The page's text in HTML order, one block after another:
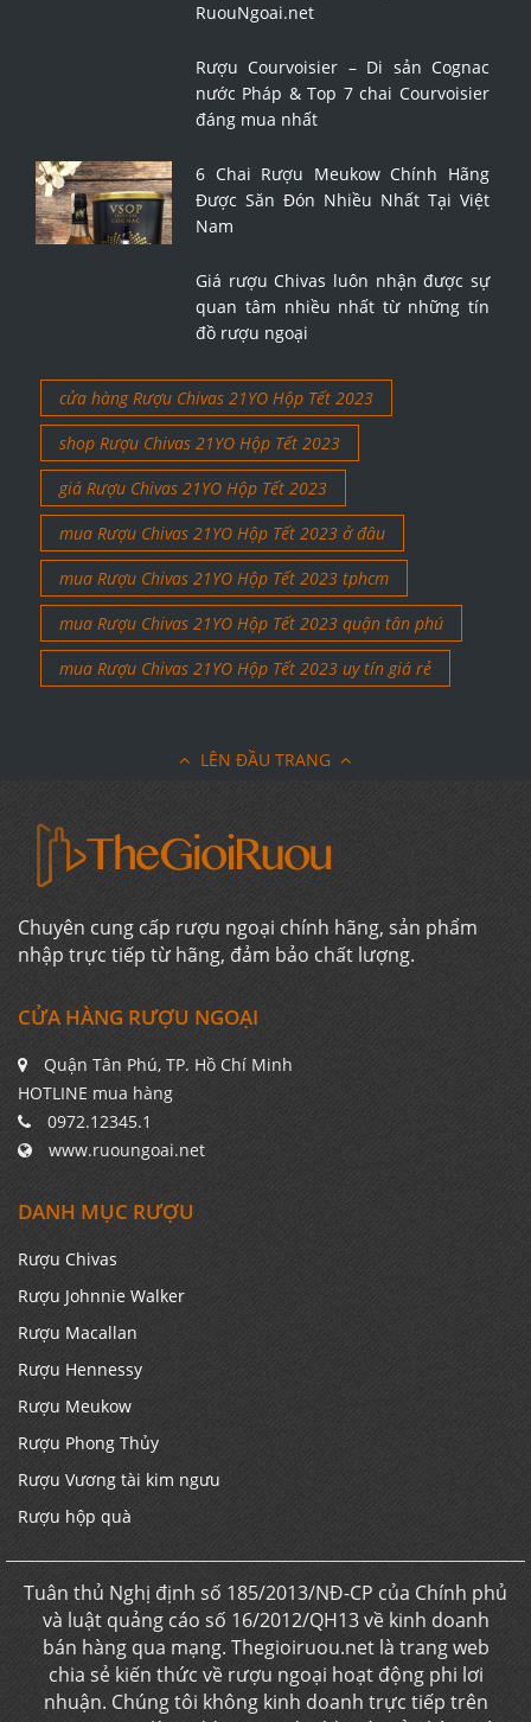
RuouNgoai.net
Rượu Courvoisier – Di sản Cognac
nước Pháp & Top 7 chai Courvoisier
đáng mua nhất
6 Chai Rượu Meukow Chính Hãng
Được Săn Đón Nhiều Nhất Tại Việt
Nam
Giá rượu Chivas luôn nhận được sự
quan tâm nhiều nhất từ những tín
đồ rượu ngoại
cửa hàng Rượu Chivas 21YO Hộp Tết 2023
shop Rượu Chivas 21YO Hộp Tết 2023
giá Rượu Chivas 21YO Hộp Tết 2023
mua Rượu Chivas 21YO Hộp Tết 2023 ở đâu
mua Rượu Chivas 21YO Hộp Tết 2023 tphcm
mua Rượu Chivas 21YO Hộp Tết 2023 quận tân phú
mua Rượu Chivas 21YO Hộp Tết 2023 uy tín giá rẻ
LÊN ĐẦU TRANG
Chuyên cung cấp rượu ngoại chính hãng, sản phẩm
nhập trực tiếp từ hãng, đảm bảo chất lượng.
CỬA HÀNG RƯỢU NGOẠI
Quận Tân Phú, TP. Hồ Chí Minh
HOTLINE mua hàng
0972.12345.1
www.ruoungoai.net
DANH MỤC RƯỢU
Rượu Chivas
Rượu Johnnie Walker
Rượu Macallan
Rượu Hennessy
Rượu Meukow
Rượu Phong Thủy
Rượu Vương tài kim ngưu
Rượu hộp quà
Tuân thủ Nghị định số 185/2013/NĐ-CP của Chính phủ
và luật quảng cáo số 16/2012/QH13 về kinh doanh
bán hàng qua mạng. Thegioiruou.net là trang web
chia sẻ kiến thức về rượu ngoại hoạt động phi lơi
nhuận. Chúng tôi không kinh doanh trực tiếp trên